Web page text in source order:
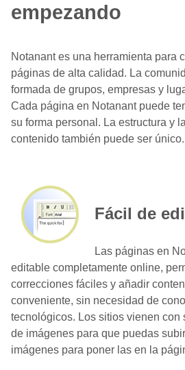
empezando
Notanant es una herramienta para
páginas de alta calidad. La
formada de grupos, empresas y
Cada página en Notanant puede
su forma personal. La estructura y
contenido también puede ser único.
Fácil de
Las páginas en
editable completamente online,
correcciones fáciles y añadir
conveniente, sin necesidad de
tecnológicos. Los sitios vienen con
de imágenes para que puedas
imágenes para poner las en la